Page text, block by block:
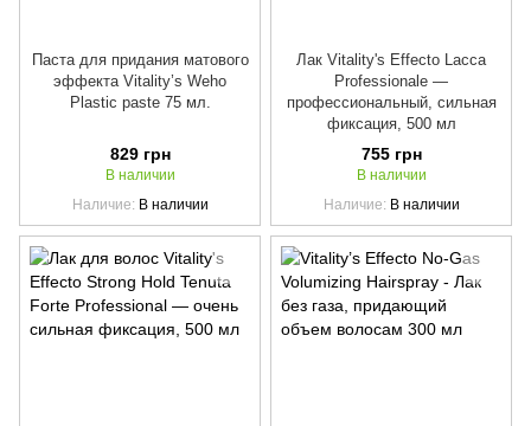
Паста для придания матового
эффекта Vitality’s Weho
Plastic paste 75 мл.
829 грн
В наличии
Наличие
В наличии
Лак Vitality's Effecto Lacca
Professionale —
профессиональный, сильная
фиксация, 500 мл
755 грн
В наличии
Наличие
В наличии